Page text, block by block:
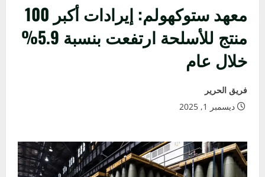
معهد ستوكهولم: إيرادات أكبر 100
منتج للأسلحة ارتفعت بنسبة 5.9%
خلال عام
فريق الحرير
ديسمبر 1, 2025